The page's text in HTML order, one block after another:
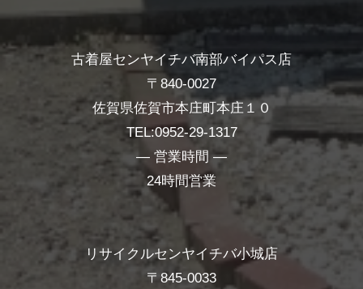
古着屋センヤイチバ南部バイパス店
〒840-0027
佐賀県佐賀市本庄町本庄１０
TEL:0952-29-1317
― 営業時間 ―
24時間営業
リサイクルセンヤイチバ小城店
〒845-0033